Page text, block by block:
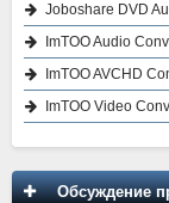
Joboshare DVD
ImTOO Audio
ImTOO AVCHD
ImTOO Video
Обсуждение